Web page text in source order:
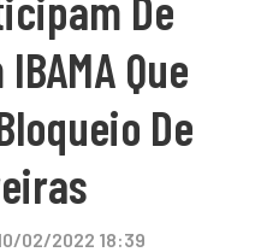
Que
De
02/2022 18:39